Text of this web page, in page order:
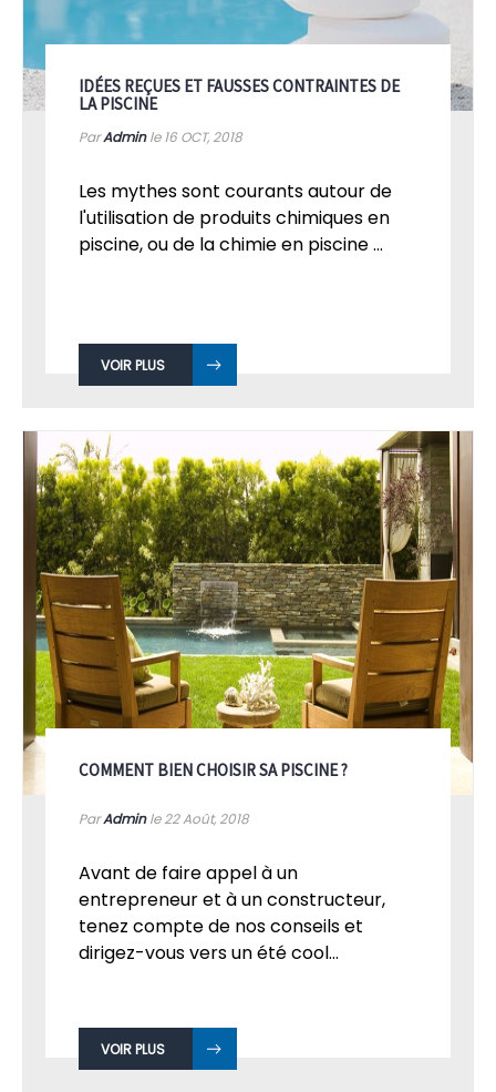
IDÉES REÇUES ET FAUSSES CONTRAINTES DE
LA PISCINE
ParAdminle 16 OCT, 2018
Les mythes sont courants autour de
l'utilisation de produits chimiques en
piscine, ou de la chimie en piscine ...
VOIR PLUS
COMMENT BIEN CHOISIR SA PISCINE ?
ParAdminle 22Août, 2018
Avant de faire appel à un
entrepreneur et à un constructeur,
tenez compte de nos conseils et
dirigez-vous vers un été cool...
VOIR PLUS